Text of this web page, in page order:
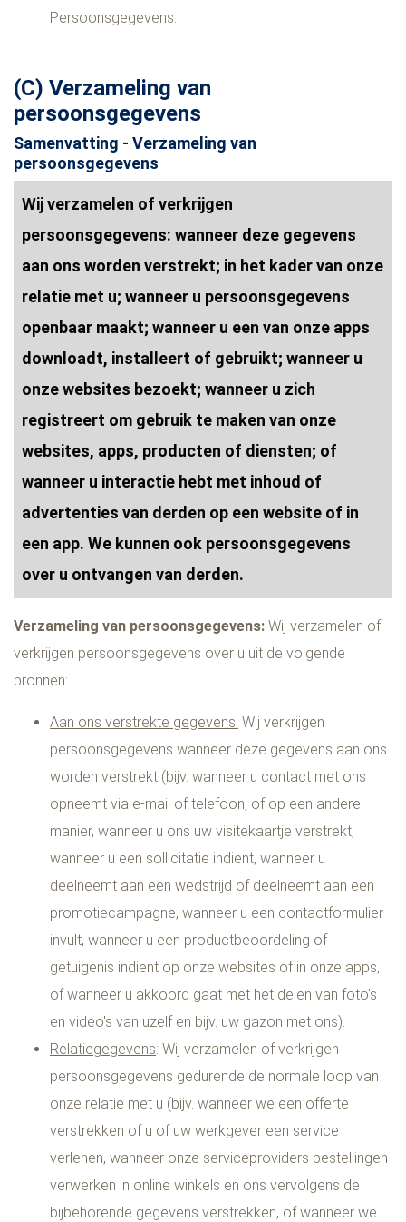
Persoonsgegevens.
(C) Verzameling van
persoonsgegevens
Samenvatting - Verzameling van
persoonsgegevens
Wij verzamelen of verkrijgen
persoonsgegevens: wanneer deze gegevens
aan ons worden verstrekt; in het kader van onze
relatie met u; wanneer u persoonsgegevens
openbaar maakt; wanneer u een van onze apps
downloadt, installeert of gebruikt; wanneer u
onze websites bezoekt; wanneer u zich
registreert om gebruik te maken van onze
websites, apps, producten of diensten; of
wanneer u interactie hebt met inhoud of
advertenties van derden op een website of in
een app. We kunnen ook persoonsgegevens
over u ontvangen van derden.
Verzameling van persoonsgegevens: Wij verzamelen of
verkrijgen persoonsgegevens over u uit de volgende
bronnen:
Aan ons verstrekte gegevens: Wij verkrijgen
persoonsgegevens wanneer deze gegevens aan ons
worden verstrekt (bijv. wanneer u contact met ons
opneemt via e-mail of telefoon, of op een andere
manier, wanneer u ons uw visitekaartje verstrekt,
wanneer u een sollicitatie indient, wanneer u
deelneemt aan een wedstrijd of deelneemt aan een
promotiecampagne, wanneer u een contactformulier
invult, wanneer u een productbeoordeling of
getuigenis indient op onze websites of in onze apps,
of wanneer u akkoord gaat met het delen van foto's
en video's van uzelf en bijv. uw gazon met ons).
Relatiegegevens: Wij verzamelen of verkrijgen
persoonsgegevens gedurende de normale loop van
onze relatie met u (bijv. wanneer we een offerte
verstrekken of u of uw werkgever een service
verlenen, wanneer onze serviceproviders bestellingen
verwerken in online winkels en ons vervolgens de
bijbehorende gegevens verstrekken, of wanneer we